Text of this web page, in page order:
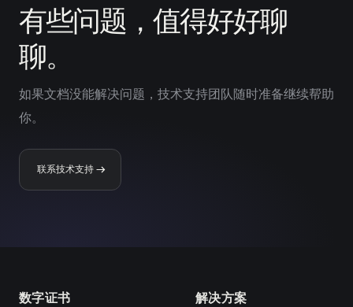
有些问题，值得好好聊
聊。
如果文档没能解决问题，技术支持团队随时准备继续帮助
你。
联系技术支持
数字证书
解决方案